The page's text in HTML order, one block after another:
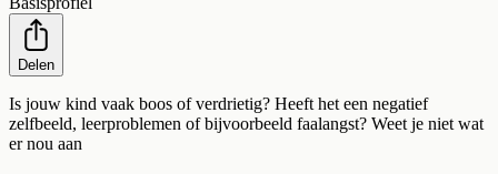
Delen
Is jouw kind vaak boos of verdrietig? Heeft het een negatief
zelfbeeld, leerproblemen of bijvoorbeeld faalangst? Weet je niet wat
er nou aan